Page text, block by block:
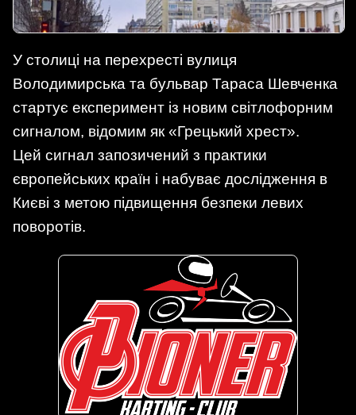
У столиці на перехресті вулиця
Володимирська та бульвар Тараса Шевченка
стартує експеримент із новим світлофорним
сигналом, відомим як «Грецький хрест».
Цей сигнал запозичений з практики
європейських країн і набуває дослідження в
Києві з метою підвищення безпеки левих
поворотів.